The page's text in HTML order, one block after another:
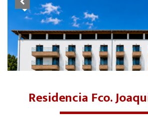
Previous
Residencia Fco.